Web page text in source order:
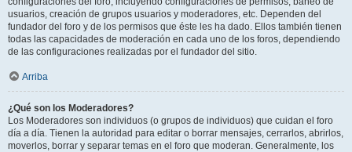
usuarios, creación de grupos usuarios y moderadores, etc. Dependen del
fundador del foro y de los permisos que éste les ha dado. Ellos también tienen
todas las capacidades de moderación en cada uno de los foros, dependiendo
de las configuraciones realizadas por el fundador del sitio.
Arriba
¿Qué son los Moderadores?
Los Moderadores son individuos (o grupos de individuos) que cuidan el foro
día a día. Tienen la autoridad para editar o borrar mensajes, cerrarlos, abrirlos,
moverlos, borrar y separar temas en el foro que moderan. Generalmente, los